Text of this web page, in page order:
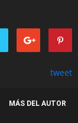
tweet
MÁS DEL AUTOR